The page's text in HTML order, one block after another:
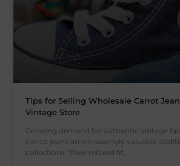
Tips for Selling Wholesale Carrot
Vintage Store
Growing demand for authentic vintage
carrot jeans an increasingly valuable
collections. Their relaxed fit,